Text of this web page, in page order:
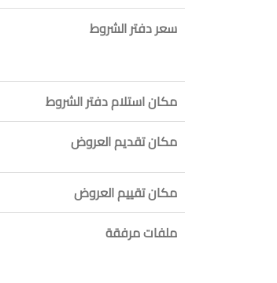
سعر دفتر الشروط
مكان استلام دفتر الشروط
مكان تقديم العروض
مكان تقييم العروض
ملفات مرفقة